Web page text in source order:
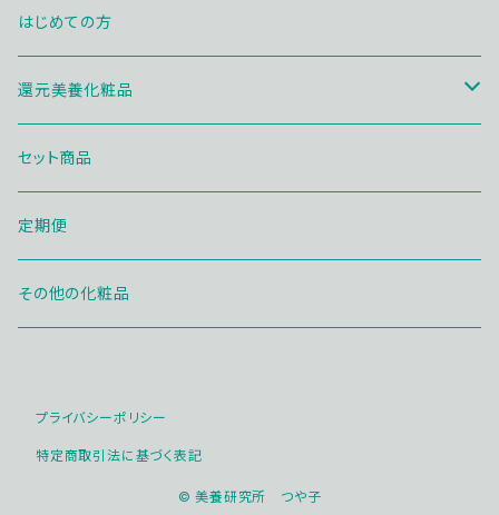
はじめての方
還元美養化粧品
メイク商品
シャンプーヘア商品
セット商品
定期便
その他の化粧品
プライバシーポリシー
特定商取引法に基づく表記
© 美養研究所 つや子